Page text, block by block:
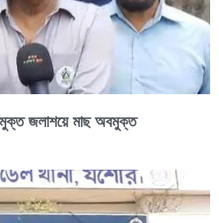
জলাশয়ে মাছ অবমুক্ত